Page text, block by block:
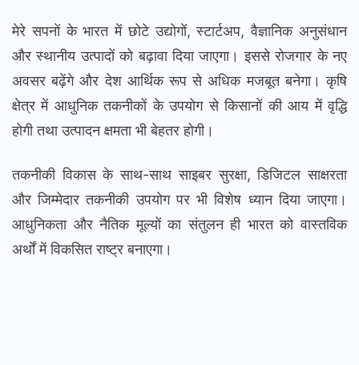
मेरे सपनों के भारत में छोटे उद्योगों, स्टार्टअप, वैज्ञानिक अनुसंधान
और स्थानीय उत्पादों को बढ़ावा दिया जाएगा। इससे रोजगार के नए
अवसर बढ़ेंगे और देश आर्थिक रूप से अधिक मजबूत बनेगा। कृषि
क्षेत्र में आधुनिक तकनीकों के उपयोग से किसानों की आय में वृद्धि
होगी तथा उत्पादन क्षमता भी बेहतर होगी।
तकनीकी विकास के साथ-साथ साइबर सुरक्षा, डिजिटल साक्षरता
और जिम्मेदार तकनीकी उपयोग पर भी विशेष ध्यान दिया जाएगा।
आधुनिकता और नैतिक मूल्यों का संतुलन ही भारत को वास्तविक
अर्थों में विकसित राष्ट्र बनाएगा।